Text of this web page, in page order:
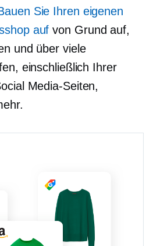
Sie Ihren eigenen
auf von Grund auf,
und über viele
einschließlich Ihrer
Media-Seiten,